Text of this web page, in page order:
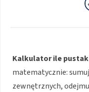
Kalkulator ile
matematycznie:
zewnętrznych,